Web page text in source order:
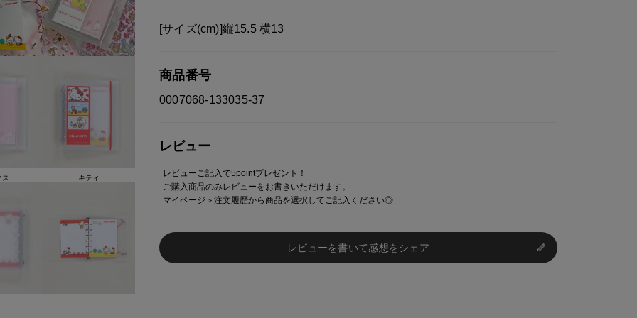
[サイズ(cm)]縦15.5 横13
商品番号
0007068-133035-37
レビュー
レビューご記入で5pointプレゼント！
ご購入商品のみレビューをお書きいただけます。
マイページ＞注文履歴から商品を選択してご記入ください◎
レビューを書いて感想をシェア
ス キティ